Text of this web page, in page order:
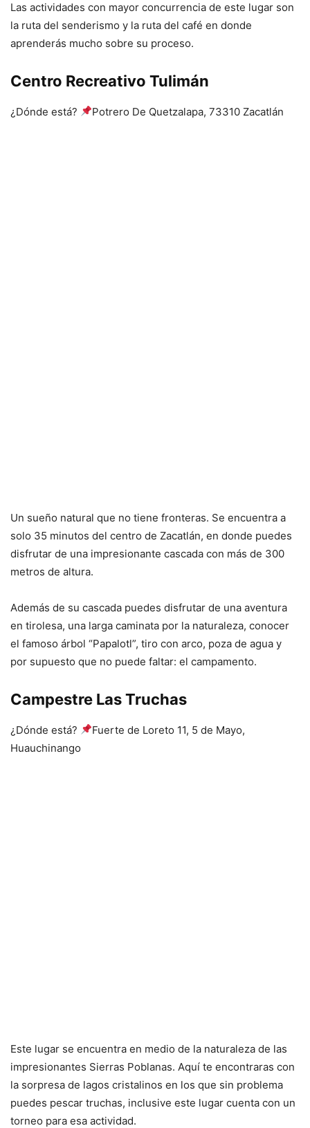
Las actividades con mayor concurrencia de este lugar son
la ruta del senderismo y la ruta del café en donde
aprenderás mucho sobre su proceso.
Centro Recreativo Tulimán
¿Dónde está? Potrero De Quetzalapa, 73310 Zacatlán
Un sueño natural que no tiene fronteras. Se encuentra a
solo 35 minutos del centro de Zacatlán, en donde puedes
disfrutar de una impresionante cascada con más de 300
metros de altura.
Además de su cascada puedes disfrutar de una aventura
en tirolesa, una larga caminata por la naturaleza, conocer
el famoso árbol “Papalotl”, tiro con arco, poza de agua y
por supuesto que no puede faltar: el campamento.
Campestre Las Truchas
¿Dónde está?
Fuerte de Loreto 11, 5 de Mayo,
Huauchinango
Este lugar se encuentra en medio de la naturaleza de las
impresionantes Sierras Poblanas. Aquí te encontraras con
la sorpresa de lagos cristalinos en los que sin problema
puedes pescar truchas, inclusive este lugar cuenta con un
torneo para esa actividad.